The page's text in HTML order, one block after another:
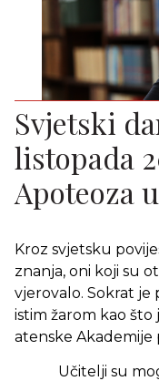
Svjetski
listopada
Apoteoza
Kroz svjetsku
znanja, oni koji su
vjerovalo. Sokrat
istim žarom kao što
atenske Akademije
Učitelji su mogli